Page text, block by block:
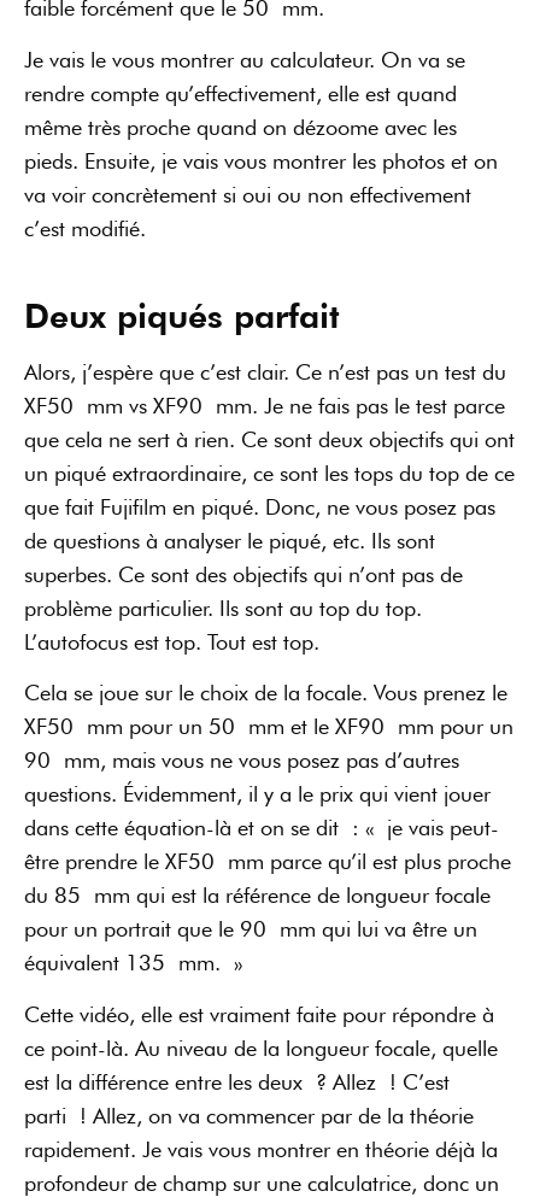
faible forcément que le 50 mm.
Je vais le vous montrer au calculateur. On va se
rendre compte qu’effectivement, elle est quand
même très proche quand on dézoome avec les
pieds. Ensuite, je vais vous montrer les photos et on
va voir concrètement si oui ou non effectivement
c’est modifié.
Deux piqués parfait
Alors, j’espère que c’est clair. Ce n’est pas un test du
XF50 mm vs XF90 mm. Je ne fais pas le test parce
que cela ne sert à rien. Ce sont deux objectifs qui ont
un piqué extraordinaire, ce sont les tops du top de ce
que fait Fujifilm en piqué. Donc, ne vous posez pas
de questions à analyser le piqué, etc. Ils sont
superbes. Ce sont des objectifs qui n’ont pas de
problème particulier. Ils sont au top du top.
L’autofocus est top. Tout est top.
Cela se joue sur le choix de la focale. Vous prenez le
XF50 mm pour un 50 mm et le XF90 mm pour un
90 mm, mais vous ne vous posez pas d’autres
questions. Évidemment, il y a le prix qui vient jouer
dans cette équation-là et on se dit : « je vais peut-
être prendre le XF50 mm parce qu’il est plus proche
du 85 mm qui est la référence de longueur focale
pour un portrait que le 90 mm qui lui va être un
équivalent 135 mm. »
Cette vidéo, elle est vraiment faite pour répondre à
ce point-là. Au niveau de la longueur focale, quelle
est la différence entre les deux ? Allez ! C’est
parti ! Allez, on va commencer par de la théorie
rapidement. Je vais vous montrer en théorie déjà la
profondeur de champ sur une calculatrice, donc un